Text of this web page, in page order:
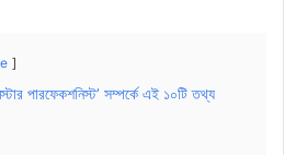
পারফেকশনিস্ট’ সম্পর্কে এই ১০টি তথ্য